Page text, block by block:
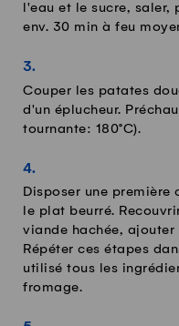
l'eau et le sucre, saler,
env. 30 min à feu
Couper les patates
d'un éplucheur.
tournante: 180°C).
Disposer une première
le plat beurré.
viande hachée,
Répéter ces étapes
utilisé tous les
fromage.